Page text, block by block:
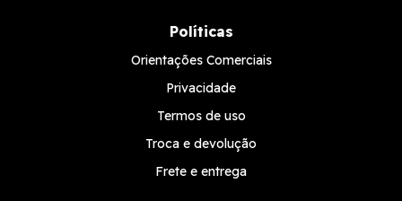
Políticas
Orientações Comerciais
Privacidade
Termos de uso
Troca e devolução
Frete e entrega